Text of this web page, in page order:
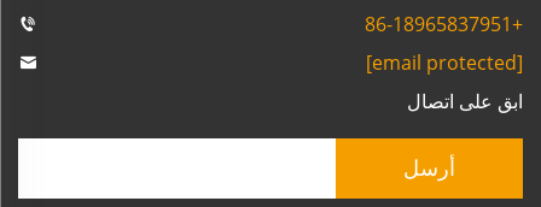
+86-18965837951
[email protected]
ابق على اتصال
أرسل